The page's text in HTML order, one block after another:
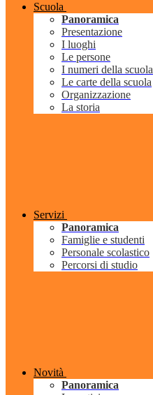
Scuola
Panoramica
Presentazione
I luoghi
Le persone
I numeri della scuola
Le carte della scuola
Organizzazione
La storia
Servizi
Panoramica
Famiglie e studenti
Personale scolastico
Percorsi di studio
Novità
Panoramica